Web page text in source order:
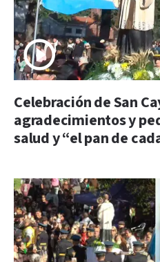
Celebración de San
agradecimientos y
salud y “el pan de